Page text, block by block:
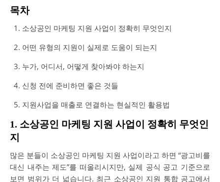
목차
소상공인 마케팅 지원 사업이 정확히 무엇인지
어떤 유형의 지원이 실제로 도움이 되는지
누가, 어디서, 어떻게 찾아봐야 하는지
신청 전에 준비하면 좋은 것들
지원사업을 매출로 연결하는 현실적인 활용법
1. 소상공인 마케팅 지원 사업이 정확히 무엇인
지
많은 분들이 소상공인 마케팅 지원 사업이라고 하면 “광고비를
대신 내주는 제도”를 떠올리시지만, 실제 공식 공고 기준으로
보면 범위가 더 넓습니다. 최근 소상공인 지원 통합 공고에서